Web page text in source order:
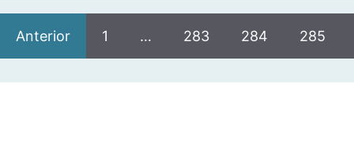
Anterior 1 … 283 284 285